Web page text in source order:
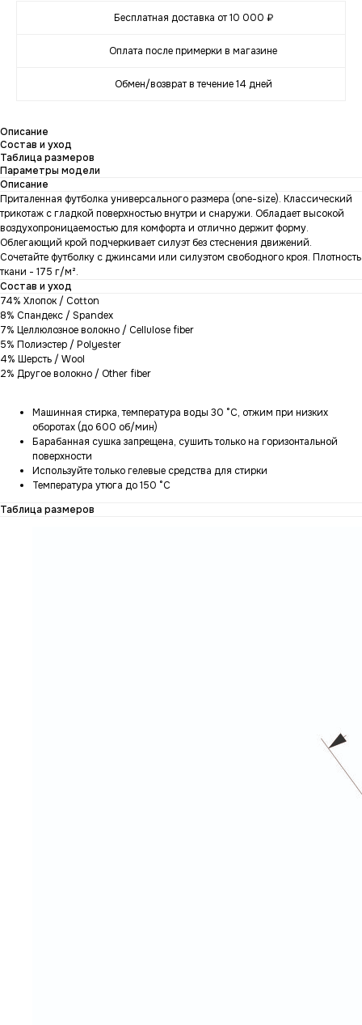
Бесплатная доставка от 10 000 ₽
Оплата после примерки в магазине
Обмен/возврат в течение 14 дней
Описание
Состав и уход
Таблица размеров
Параметры модели
Описание
Приталенная футболка универсального размера (one-size). Классический
трикотаж с гладкой поверхностью внутри и снаружи. Обладает высокой
воздухопроницаемостью для комфорта и отлично держит форму.
Облегающий крой подчеркивает силуэт без стеснения движений.
Сочетайте футболку с джинсами или силуэтом свободного кроя. Плотность
ткани - 175 г/м².
Состав и уход
74% Хлопок / Cotton
8% Спандекс / Spandex
7% Целлюлозное волокно / Cellulose fiber
5% Полиэстер / Polyester
4% Шерсть / Wool
2% Другое волокно / Other fiber
Машинная стирка, температура воды 30 °C, отжим при низких
оборотах (до 600 об/мин)
Барабанная сушка запрещена, сушить только на горизонтальной
поверхности
Используйте только гелевые средства для стирки
Температура утюга до 150 °C
Таблица размеров